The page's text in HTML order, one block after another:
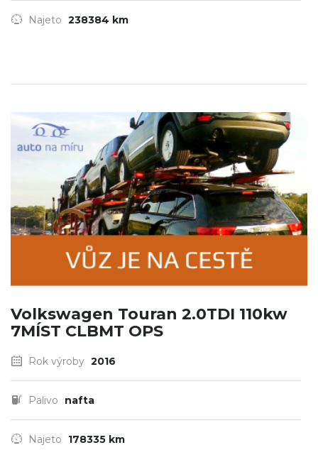
Najeto 238384 km
Volkswagen Touran 2.0TDI 110kw
7MÍST CLBMT OPS
Rok výroby 2016
Palivo nafta
Najeto 178335 km